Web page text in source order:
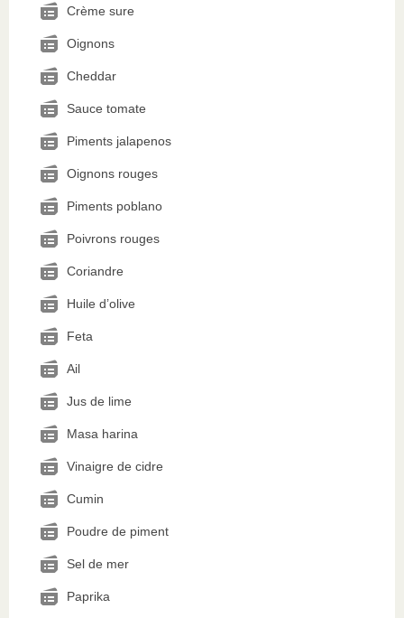
Crème sure
Oignons
Cheddar
Sauce tomate
Piments jalapenos
Oignons rouges
Piments poblano
Poivrons rouges
Coriandre
Huile d’olive
Feta
Ail
Jus de lime
Masa harina
Vinaigre de cidre
Cumin
Poudre de piment
Sel de mer
Paprika